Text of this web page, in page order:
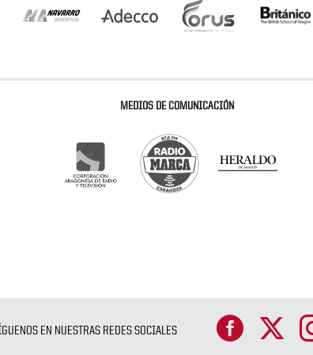
MEDIOS DE COMUNICACIÓN
EN NUESTRAS REDES SOCIALES